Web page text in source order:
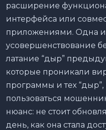
расширение
интерфейса или
приложениями. Одна
усовершенствование
латание “дыр”
которые проникали
программы и тех
пользоваться
нюанс: не стоит
день, как она стала